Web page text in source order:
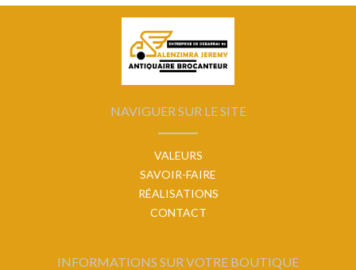
NAVIGUER SUR LE SITE
VALEURS
SAVOIR-FAIRE
RÉALISATIONS
CONTACT
INFORMATIONS SUR VOTRE BOUTIQUE